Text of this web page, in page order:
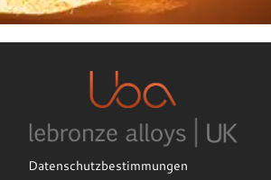
Datenschutzbestimmungen